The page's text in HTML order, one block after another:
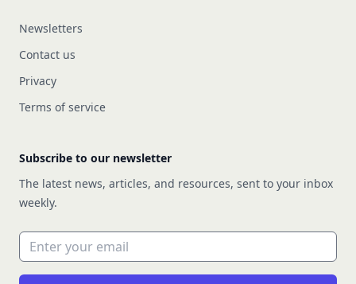
Newsletters
Contact us
Privacy
Terms of service
Subscribe to our newsletter
The latest news, articles, and resources, sent to your inbox
weekly.
Email address